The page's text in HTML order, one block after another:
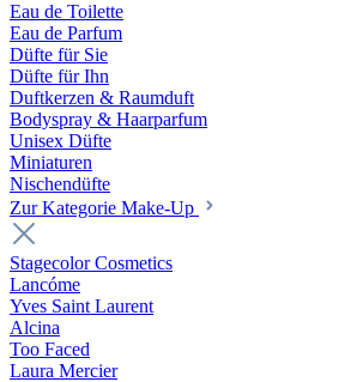
Eau de Toilette
Eau de Parfum
Düfte für Sie
Düfte für Ihn
Duftkerzen & Raumduft
Bodyspray & Haarparfum
Unisex Düfte
Miniaturen
Nischendüfte
Zur Kategorie Make-Up
Stagecolor Cosmetics
Lancóme
Yves Saint Laurent
Alcina
Too Faced
Laura Mercier